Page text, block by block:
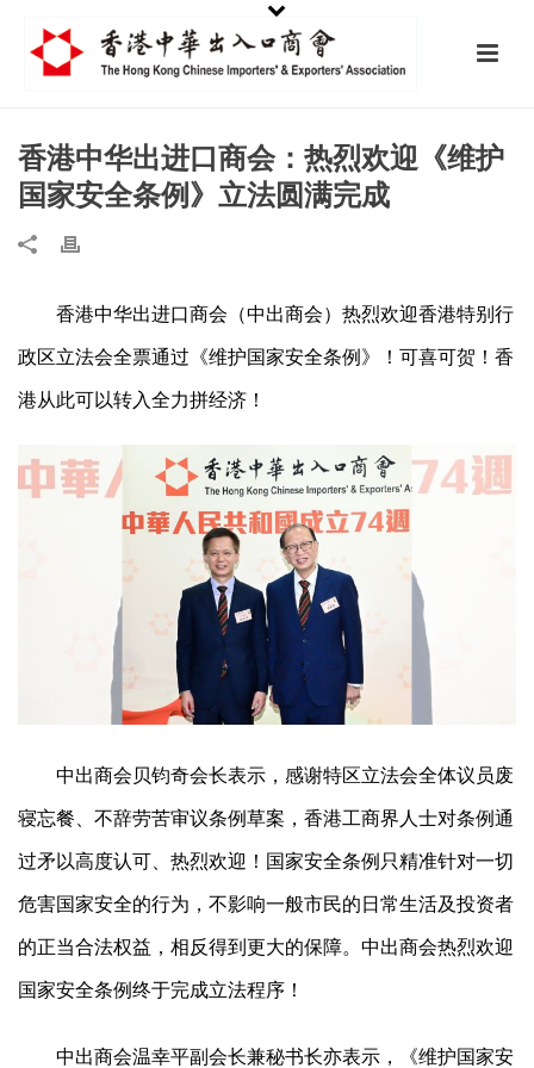
香港中华出进口商会：热烈欢迎《维护
国家安全条例》立法圆满完成
香港中华出进口商会（中出商会）热烈欢迎香港特别行
政区立法会全票通过《维护国家安全条例》！可喜可贺！香
港从此可以转入全力拼经济！
中出商会贝钧奇会长表示，感谢特区立法会全体议员废
寝忘餐、不辞劳苦审议条例草案，香港工商界人士对条例通
过矛以高度认可、热烈欢迎！国家安全条例只精准针对一切
危害国家安全的行为，不影响一般市民的日常生活及投资者
的正当合法权益，相反得到更大的保障。中出商会热烈欢迎
国家安全条例终于完成立法程序！
中出商会温幸平副会长兼秘书长亦表示，《维护国家安